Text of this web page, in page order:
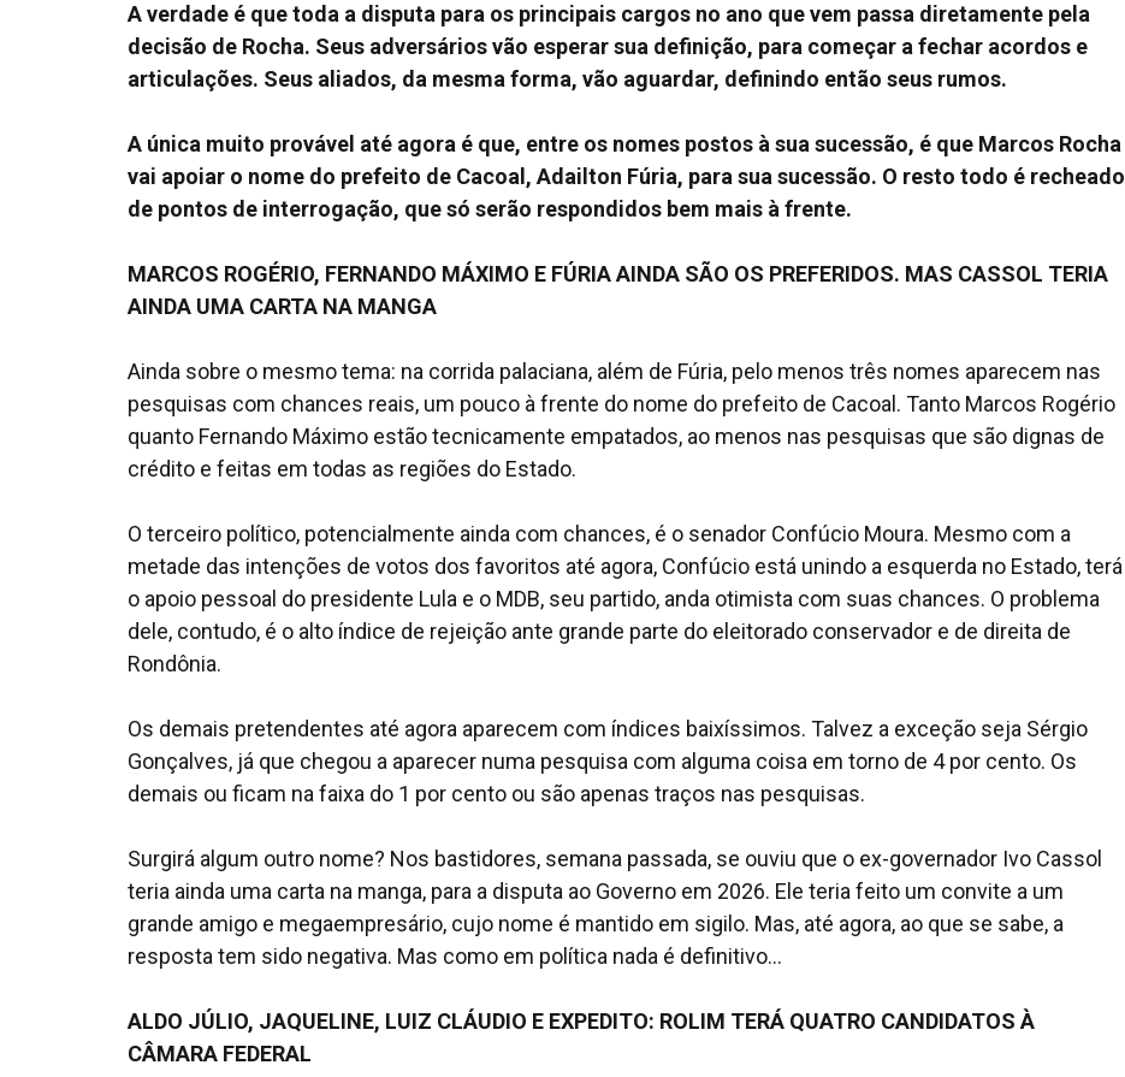
A verdade é que toda a disputa para os principais cargos no ano que vem passa diretamente pela
decisão de Rocha. Seus adversários vão esperar sua definição, para começar a fechar acordos e
articulações. Seus aliados, da mesma forma, vão aguardar, definindo então seus rumos.
A única muito provável até agora é que, entre os nomes postos à sua sucessão, é que Marcos Rocha
vai apoiar o nome do prefeito de Cacoal, Adailton Fúria, para sua sucessão. O resto todo é recheado
de pontos de interrogação, que só serão respondidos bem mais à frente.
MARCOS ROGÉRIO, FERNANDO MÁXIMO E FÚRIA AINDA SÃO OS PREFERIDOS. MAS CASSOL TERIA
AINDA UMA CARTA NA MANGA
Ainda sobre o mesmo tema: na corrida palaciana, além de Fúria, pelo menos três nomes aparecem nas
pesquisas com chances reais, um pouco à frente do nome do prefeito de Cacoal. Tanto Marcos Rogério
quanto Fernando Máximo estão tecnicamente empatados, ao menos nas pesquisas que são dignas de
crédito e feitas em todas as regiões do Estado.
O terceiro político, potencialmente ainda com chances, é o senador Confúcio Moura. Mesmo com a
metade das intenções de votos dos favoritos até agora, Confúcio está unindo a esquerda no Estado, terá
o apoio pessoal do presidente Lula e o MDB, seu partido, anda otimista com suas chances. O problema
dele, contudo, é o alto índice de rejeição ante grande parte do eleitorado conservador e de direita de
Rondônia.
Os demais pretendentes até agora aparecem com índices baixíssimos. Talvez a exceção seja Sérgio
Gonçalves, já que chegou a aparecer numa pesquisa com alguma coisa em torno de 4 por cento. Os
demais ou ficam na faixa do 1 por cento ou são apenas traços nas pesquisas.
Surgirá algum outro nome? Nos bastidores, semana passada, se ouviu que o ex-governador Ivo Cassol
teria ainda uma carta na manga, para a disputa ao Governo em 2026. Ele teria feito um convite a um
grande amigo e megaempresário, cujo nome é mantido em sigilo. Mas, até agora, ao que se sabe, a
resposta tem sido negativa. Mas como em política nada é definitivo...
ALDO JÚLIO, JAQUELINE, LUIZ CLÁUDIO E EXPEDITO: ROLIM TERÁ QUATRO CANDIDATOS À
CÂMARA FEDERAL